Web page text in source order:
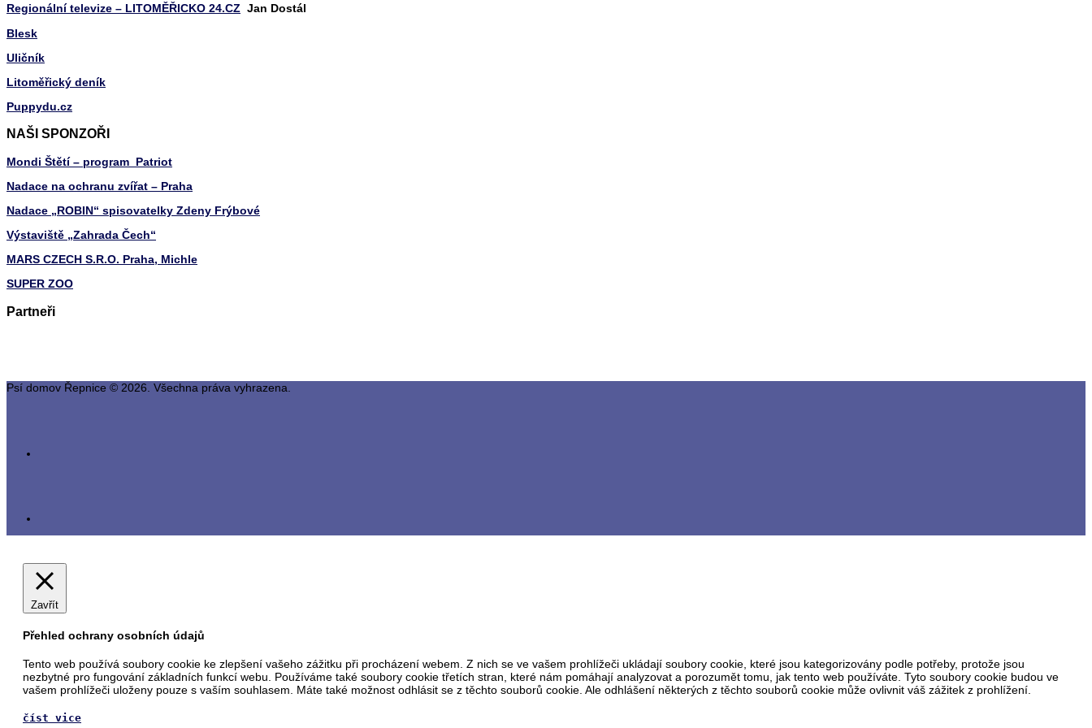
Regionální televize – LITOMĚŘICKO 24.CZ Jan Dostál
Blesk
Uličník
Litoměřický deník
Puppydu.cz
NAŠI SPONZOŘI
Mondi Štětí – program Patriot
Nadace na ochranu zvířat – Praha
Nadace „ROBIN“ spisovatelky Zdeny Frýbové
Výstaviště „Zahrada Čech“
MARS CZECH S.R.O. Praha, Michle
SUPER ZOO
Partneři
Psí domov Řepnice © 2026. Všechna práva vyhrazena.
Zavřít
Přehled ochrany osobních údajů
Tento web používá soubory cookie ke zlepšení vašeho zážitku při procházení webem. Z nich se ve vašem prohlížeči ukládají soubory cookie, které jsou kategorizovány podle potřeby, protože jsou
nezbytné pro fungování základních funkcí webu. Používáme také soubory cookie třetích stran, které nám pomáhají analyzovat a porozumět tomu, jak tento web používáte. Tyto soubory cookie budou ve
vašem prohlížeči uloženy pouze s vaším souhlasem. Máte také možnost odhlásit se z těchto souborů cookie. Ale odhlášení některých z těchto souborů cookie může ovlivnit váš zážitek z prohlížení.
číst vice